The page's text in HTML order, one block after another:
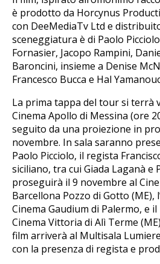
è prodotto da Horcynus
con DeeMediaTv Ltd e
sceneggiatura è di Paolo
Fornasier, Jacopo Rampini,
Baroncini, insieme a Denise
Francesco Bucca e Hal
La prima tappa del tour si terrà
Cinema Apollo di Messina (ore
seguito da una proiezione in
novembre. In sala saranno
Paolo Picciolo, il regista
siciliano, tra cui Giada Laganà
proseguirà il 9 novembre al
Barcellona Pozzo di Gotto (ME),
Cinema Gaudium di Palermo, e
Cinema Vittoria di Alì Terme
film arriverà al Multisala
con la presenza di regista e